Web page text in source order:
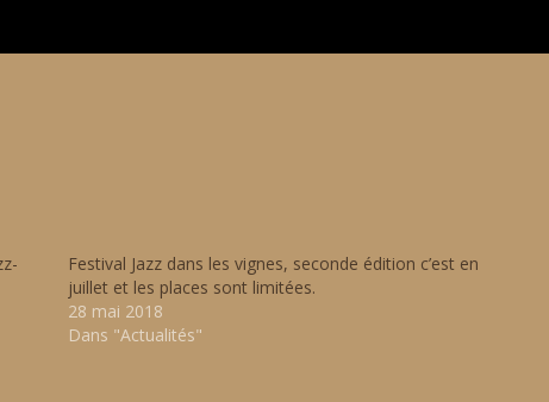
Festival Jazz dans les vignes, seconde édition c’est en
juillet et les places sont limitées.
28 mai 2018
Dans "Actualités"